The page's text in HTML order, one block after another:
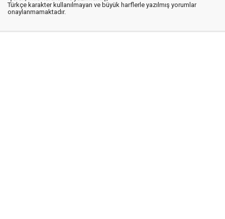
Türkçe karakter kullanılmayan ve büyük harflerle yazılmış yorumlar
onaylanmamaktadır.